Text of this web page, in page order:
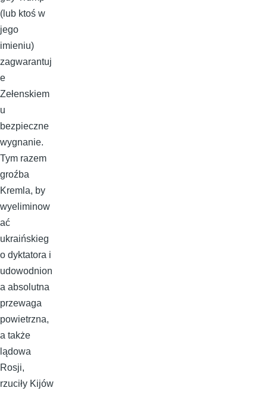
(lub ktoś w
jego
imieniu)
zagwarantuj
e
Zełenskiem
u
bezpieczne
wygnanie.
Tym razem
groźba
Kremla, by
wyeliminow
ać
ukraińskieg
o dyktatora i
udowodnion
a absolutna
przewaga
powietrzna,
a także
lądowa
Rosji,
rzuciły Kijów